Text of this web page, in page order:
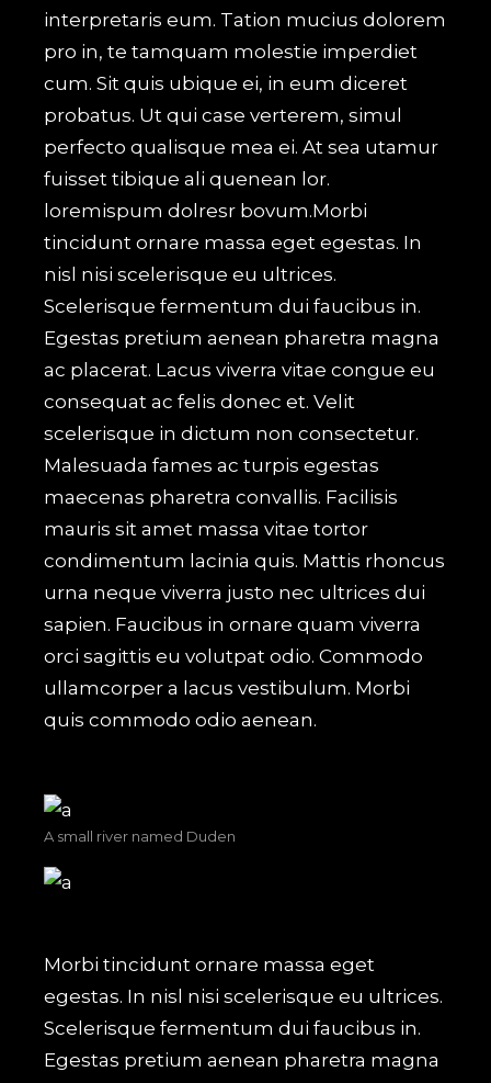
interpretaris eum. Tation mucius dolorem
pro in, te tamquam molestie imperdiet
cum. Sit quis ubique ei, in eum diceret
probatus. Ut qui case verterem, simul
perfecto qualisque mea ei. At sea utamur
fuisset tibique ali quenean lor.
loremispum dolresr bovum.Morbi
tincidunt ornare massa eget egestas. In
nisl nisi scelerisque eu ultrices.
Scelerisque fermentum dui faucibus in.
Egestas pretium aenean pharetra magna
ac placerat. Lacus viverra vitae congue eu
consequat ac felis donec et. Velit
scelerisque in dictum non consectetur.
Malesuada fames ac turpis egestas
maecenas pharetra convallis. Facilisis
mauris sit amet massa vitae tortor
condimentum lacinia quis. Mattis rhoncus
urna neque viverra justo nec ultrices dui
sapien. Faucibus in ornare quam viverra
orci sagittis eu volutpat odio. Commodo
ullamcorper a lacus vestibulum. Morbi
quis commodo odio aenean.
A small river named Duden
Morbi tincidunt ornare massa eget
egestas. In nisl nisi scelerisque eu ultrices.
Scelerisque fermentum dui faucibus in.
Egestas pretium aenean pharetra magna